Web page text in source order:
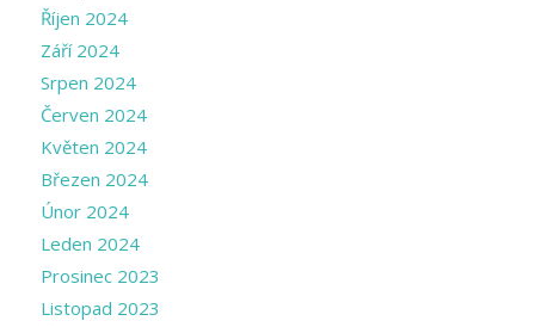
Říjen 2024
Září 2024
Srpen 2024
Červen 2024
Květen 2024
Březen 2024
Únor 2024
Leden 2024
Prosinec 2023
Listopad 2023